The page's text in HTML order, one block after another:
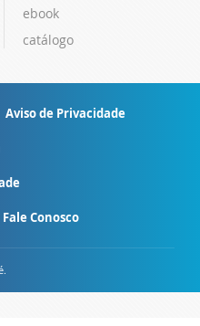
ebook
catálogo
Aviso de Privacidade
Fale Conosco